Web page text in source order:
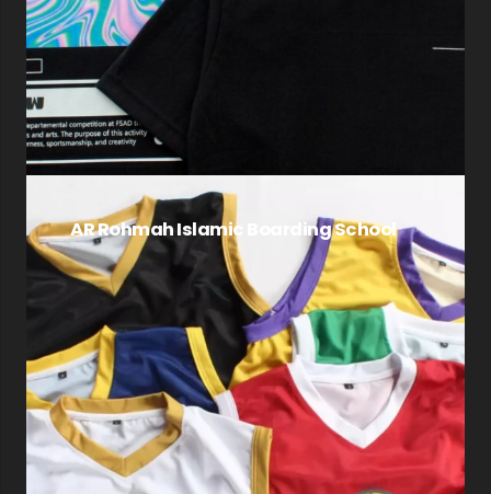
AR Rohmah Islamic Boarding School